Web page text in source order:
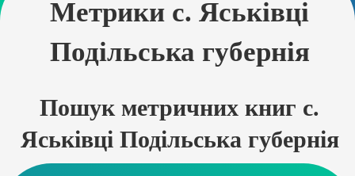
Метрики с. Яськівці
Подільська губернія
Пошук метричних книг с.
Яськівці Подільська губернія